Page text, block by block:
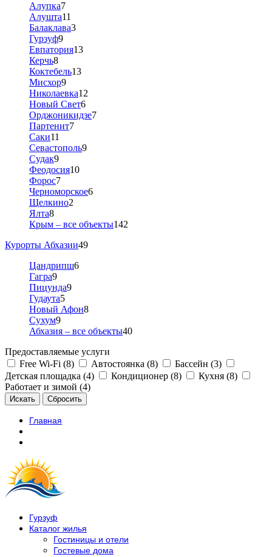
Алупка7
Алушта11
Балаклава3
Гурзуф9
Евпатория13
Керчь8
Коктебель13
Мисхор9
Николаевка12
Новый Свет6
Орджоникидзе7
Партенит7
Саки11
Севастополь9
Судак9
Феодосия10
Форос7
Черноморское6
Щелкино2
Ялта8
Крым – все объекты142
Курорты Абхазии49
Цандрипш6
Гагра9
Пицунда9
Гудаута5
Новый Афон8
Сухум9
Абхазия – все объекты40
Предоставляемые услуги
Free Wi-Fi (8)
Автостоянка (8)
Бассейн (3)
Детская площадка (4)
Кондиционер (8)
Кухня (8)
Работает и зимой (4)
Главная
Гурзуф
Каталог жилья
Гостиницы и отели
Гостевые дома